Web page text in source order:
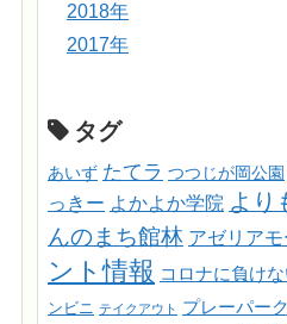
2018年
2017年
タグ
あいず たてラ つつじが岡公園
っきー よかよか学院 より
んのまち館林 アゼリア
ント情報 コロナに負けな
ンビニ テイクアウト プレーパーク